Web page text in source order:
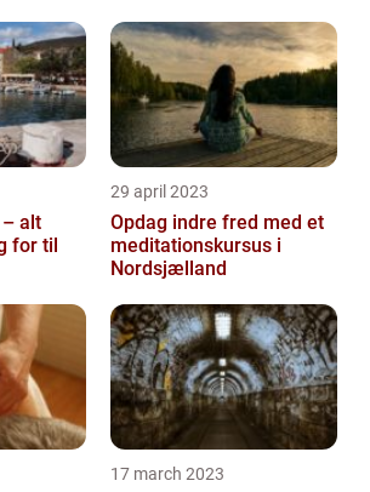
alt
for til
29 april 2023
Opdag indre fred med et
meditationskursus i
Nordsjælland
17 march 2023